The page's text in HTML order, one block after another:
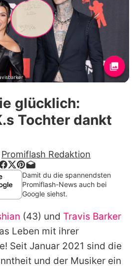
& Serien
Lifestyle
& Liebe
Exklusiv
auf Promiflash
runterladen
Team
Richtlinien
Impressum
glücklich:
Tochter dankt
Promiflash Redaktion
Damit du die spannendsten
Promiflash-News auch bei
Google siehst.
(43) und Travis Barker
Leben mit ihrer
Seit Januar 2021 sind die
und der Musiker ein